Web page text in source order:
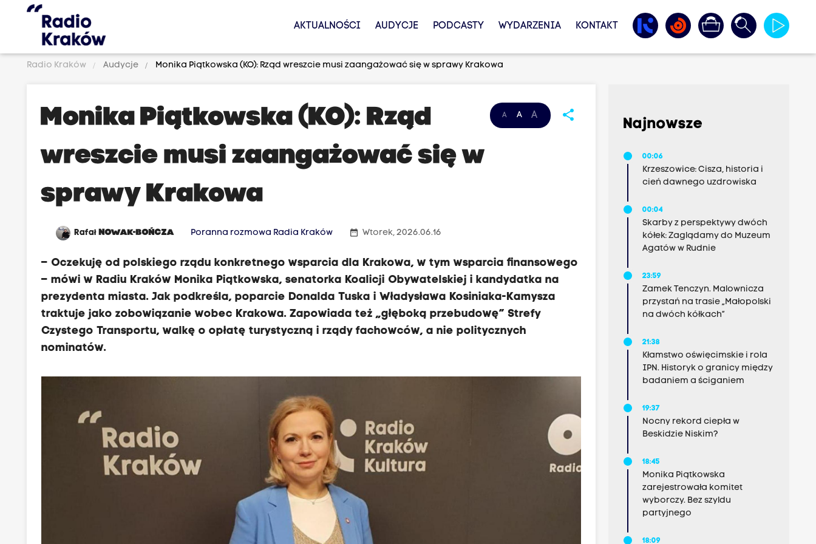
AKTUALNOŚCI AUDYCJE PODCASTY WYDARZENIA KONTAKT
Radio Kraków Audycje Monika Piątkowska (KO): Rząd wreszcie musi zaangażować się w sprawy Krakowa
A A A share
Monika Piątkowska (KO): Rząd
wreszcie musi zaangażować się w
sprawy Krakowa
RafałNOWAK-BOŃCZA Poranna rozmowa Radia Kraków date_range Wtorek, 2026.06.16
– Oczekuję od polskiego rządu konkretnego wsparcia dla Krakowa, w tym wsparcia finansowego
– mówi w Radiu Kraków Monika Piątkowska, senatorka Koalicji Obywatelskiej i kandydatka na
prezydenta miasta. Jak podkreśla, poparcie Donalda Tuska i Władysława Kosiniaka-Kamysza
traktuje jako zobowiązanie wobec Krakowa. Zapowiada też „głęboką przebudowę” Strefy
Czystego Transportu, walkę o opłatę turystyczną i rządy fachowców, a nie politycznych
nominatów.
Najnowsze
00:06
Krzeszowice: Cisza, historia i
cień dawnego uzdrowiska
00:04
Skarby z perspektywy dwóch
kółek: Zaglądamy do Muzeum
Agatów w Rudnie
23:59
Zamek Tenczyn. Malownicza
przystań na trasie „Małopolski
na dwóch kółkach”
21:38
Kłamstwo oświęcimskie i rola
IPN. Historyk o granicy między
badaniem a ściganiem
19:37
Nocny rekord ciepła w
Beskidzie Niskim?
18:45
Monika Piątkowska
zarejestrowała komitet
wyborczy. Bez szyldu
partyjnego
18:09